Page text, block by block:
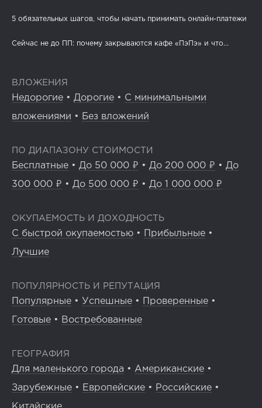
5 обязательных шагов, чтобы начать принимать онлайн-платежи
Сейчас не до ПП: почему закрываются кафе «ПэПэ» и что...
ВЛОЖЕНИЯ
Недорогие • Дорогие • С минимальными
вложениями • Без вложений
ПО ДИАПАЗОНУ СТОИМОСТИ
Бесплатные • До 50 000 ₽ • До 200 000 ₽ • До
300 000 ₽ • До 500 000 ₽ • До 1 000 000 ₽
ОКУПАЕМОСТЬ И ДОХОДНОСТЬ
С быстрой окупаемостью • Прибыльные •
Лучшие
ПОПУЛЯРНОСТЬ И РЕПУТАЦИЯ
Популярные • Успешные • Проверенные •
Готовые • Востребованные
ГЕОГРАФИЯ
Для маленького города • Американские •
Зарубежные • Европейские • Российские •